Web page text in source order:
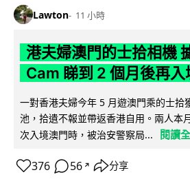
Lawton 11 小時
港夫婦澳門的士拾相機
Cam 睇到 2 個月後再入
一對香港夫婦今年 5 月遊澳門乘的士拾
池，拾遺不報並帶返香港自用。兩人本
次入境澳門時，被治安警察局...
閱讀
376 56 ↗ 分享